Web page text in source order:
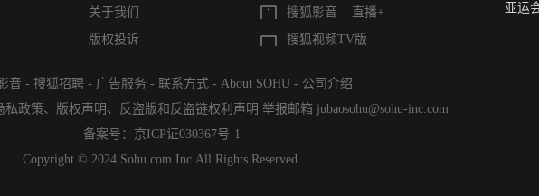
关于我们
版权投诉
搜狐影音
直播+
搜狐视频TV版
亚运
音 - 搜狐招聘 - 广告服务 - 联系方式 - About SOHU - 公司介绍
私政策、 版权声明 、 反盗版和反盗链权利声明 举报邮箱 jubaosohu@sohu-inc.com
备案号： 京ICP证030367号-1
Copyright © 2024 Sohu.com Inc.All Rights Reserved.